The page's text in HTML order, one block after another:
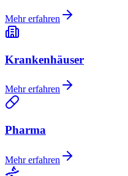
Mehr erfahren
Krankenhäuser
Mehr erfahren
Pharma
Mehr erfahren